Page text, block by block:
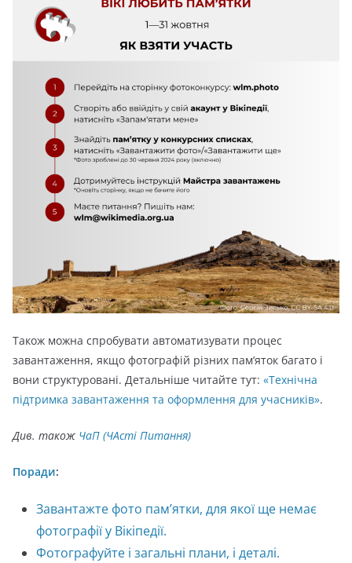
Також можна спробувати автоматизувати процес
завантаження, якщо фотографій різних пам’яток багато і
вони структуровані. Детальніше читайте тут: «Технічна
підтримка завантаження та оформлення для учасників».
Див. також ЧаП (ЧАсті Питання)
Поради:
Завантажте фото пам’ятки, для якої ще немає
фотографії у Вікіпедії.
Фотографуйте і загальні плани, і деталі.